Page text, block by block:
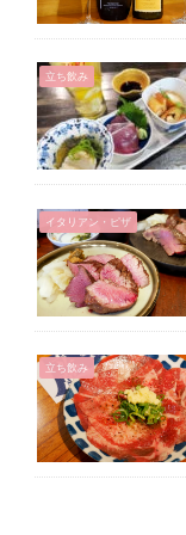
立ち飲み
イタリアン・ピザ
立ち飲み